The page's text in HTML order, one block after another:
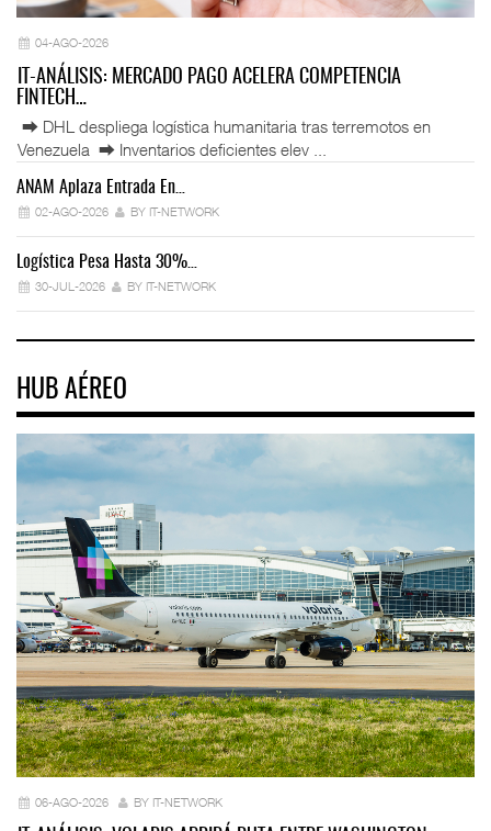
04-AGO-2026
IT-ANÁLISIS: MERCADO PAGO ACELERA COMPETENCIA
FINTECH…
⮕ DHL despliega logística humanitaria tras terremotos en
Venezuela ⮕ Inventarios deficientes elev ...
ANAM Aplaza Entrada En…
02-AGO-2026 BY IT-NETWORK
Logística Pesa Hasta 30%…
30-JUL-2026 BY IT-NETWORK
HUB AÉREO
06-AGO-2026 BY IT-NETWORK